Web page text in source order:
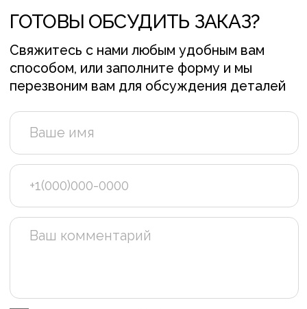
VKONTAKTE
TELEGRAM
INSTAGRAM
INFO@FLAXECO.COM
+375 (29) 623 41 51